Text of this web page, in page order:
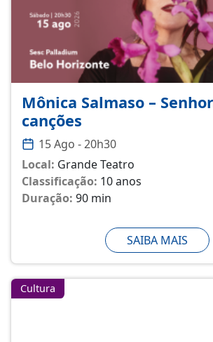
Mônica Salmaso –
canções
15 Ago - 20h30
Local: Grande Teatro
Classificação: 10 anos
Duração: 90 min
SAIBA MAIS
Cultura